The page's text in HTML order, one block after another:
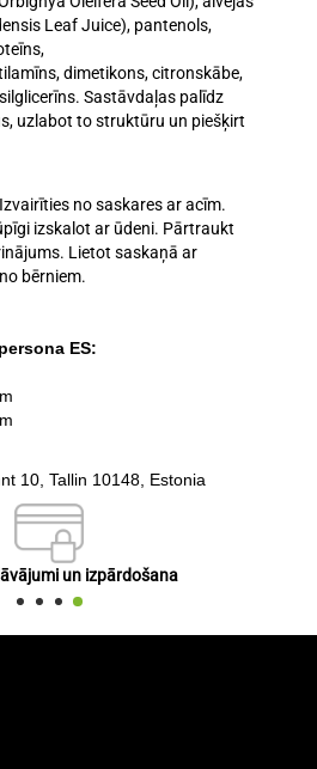
Leaf Juice), pantenols,
dimetikons, citronskābe,
Sastāvdaļas palīdz
uzlabot to struktūru un piešķirt
no saskares ar acīm.
izskalot ar ūdeni. Pārtraukt
Lietot saskaņā ar
bērniem.
ES:
10, Tallin 10148, Estonia
un izpārdošana